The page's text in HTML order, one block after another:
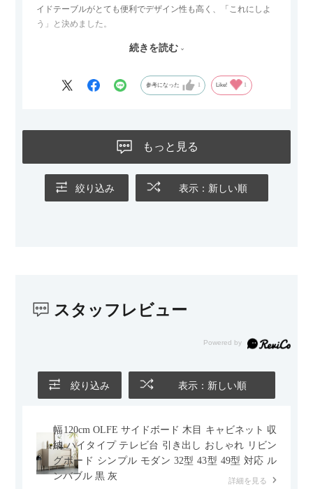
イドテーブルがとても便利でデザイン性も高く、「これにしよ
う」と決めました。
サイズは2.5人掛けですが、幅184cmとコンパクトなので圧迫感
グとのバランスもぴったりで、リビング全体がすっきり見えま
ないのもお気に入りのポイントです。さらに、わが家はソファ
の後ろ側を通ることも多い間取りなので、背面まできれいに仕
ても美しく、空間の印象を損ないません。
また、カウチのように足を伸ばしてくつろげるスタイルが理想
かせるため、普段はカウチとして使い、来客時には離してスツ
す。
続きを読む
参考になった Like!
もっと見る
絞り込み 表示：新しい順
スタッフレビュー
絞り込み 表示：新しい順
幅120cm OLFE サイドボード 木目 キャビネット 収
納 ハイタイプ テレビ台 引き出し おしゃれ リビン
グボード シンプル モダン 32型 43型 49型 対応 ル
ンバブル 黒 灰
詳細を見る